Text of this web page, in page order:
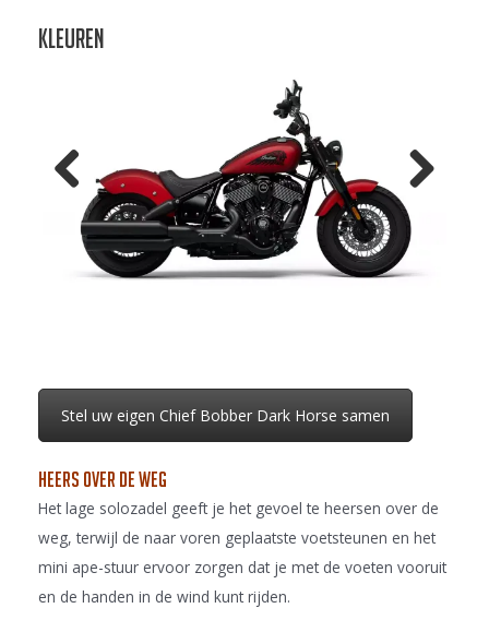
Kleuren
Previo
Next
Stel uw eigen Chief Bobber Dark Horse samen
Heers over de weg
Het lage solozadel geeft je het gevoel te heersen over de
weg, terwijl de naar voren geplaatste voetsteunen en het
mini ape-stuur ervoor zorgen dat je met de voeten vooruit
en de handen in de wind kunt rijden.